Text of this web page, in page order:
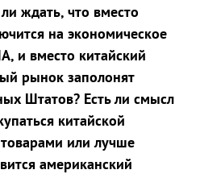
ждать, что вместо
на экономическое
и вместо китайский
рынок заполонят
Штатов? Есть ли смысл
китайской
или лучше
американский